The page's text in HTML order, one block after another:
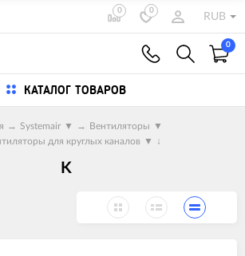
0 0
RUB
0
КАТАЛОГ ТОВАРОВ
→ Systemair ▼ → Вентиляторы ▼
для круглых каналов ▼ ↓
K